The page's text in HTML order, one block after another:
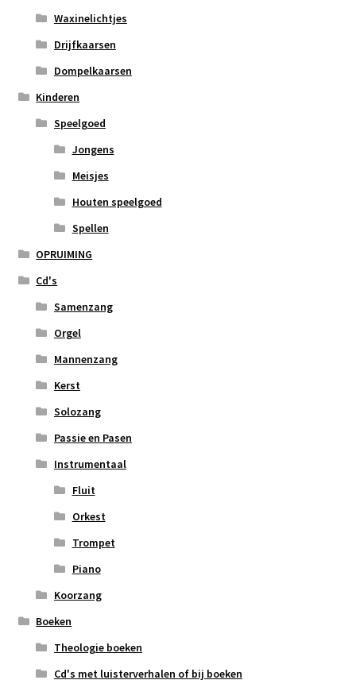
Waxinelichtjes
Drijfkaarsen
Dompelkaarsen
Kinderen
Speelgoed
Jongens
Meisjes
Houten speelgoed
Spellen
OPRUIMING
Cd's
Samenzang
Orgel
Mannenzang
Kerst
Solozang
Passie en Pasen
Instrumentaal
Fluit
Orkest
Trompet
Piano
Koorzang
Boeken
Theologie boeken
Cd's met luisterverhalen of bij boeken